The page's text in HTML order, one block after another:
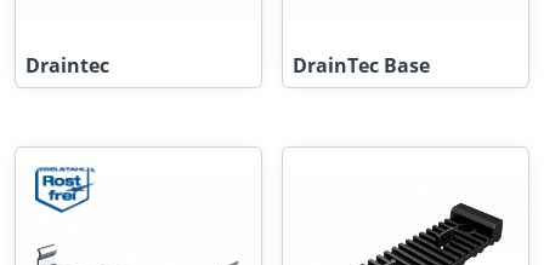
Draintec DrainTec Base